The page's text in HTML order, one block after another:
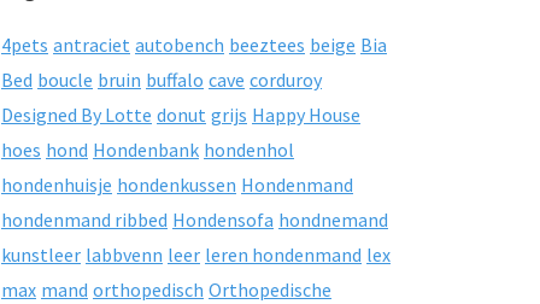
4pets antraciet autobench beeztees beige Bia
Bed boucle bruin buffalo cave corduroy
Designed By Lotte donut grijs Happy House
hoes hond Hondenbank hondenhol
hondenhuisje hondenkussen Hondenmand
hondenmand ribbed Hondensofa hondnemand
kunstleer labbvenn leer leren hondenmand lex
max mand orthopedisch Orthopedische